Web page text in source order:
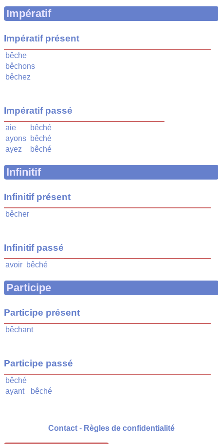
Impératif
Impératif présent
bêche
bêchons
bêchez
Impératif passé
aie
bêché
ayons bêché
ayez
bêché
Infinitif
Infinitif présent
bêcher
Infinitif passé
avoir bêché
Participe
Participe présent
bêchant
Participe passé
bêché
ayant
bêché
Contact - Règles de confidentialité